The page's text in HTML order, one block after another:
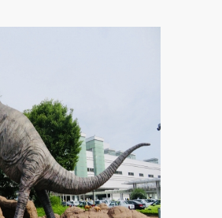
対読
の
最
中
に